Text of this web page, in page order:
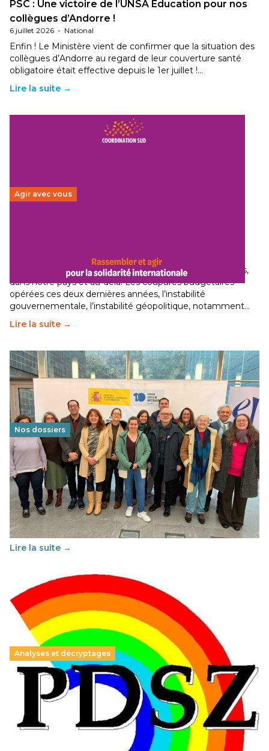
PSC : Une victoire de l’UNSA Education pour nos
collègues d’Andorre !
6 juillet 2026 - National
Enfin ! Le Ministère vient de confirmer que la situation des
collègues d’Andorre au regard de leur couverture santé
obligatoire était effective depuis le 1er juillet !…
Lire la suite →
Agir avec vous
Le secteur humanitaire connaît des difficultés profondes,
dans notre pays et au-delà. Les coupures budgétaires
opérées ces deux dernières années, l’instabilité
gouvernementale, l’instabilité géopolitique, notamment…
Lire la suite →
Nos dossiers
Éducation au vivre-ensemble : un échange croisé
franco-espagnol pour changer d’approche
29 juin 2026-National
Cette année, l'UNSA Éducation a mené un projet Erasmus
soutenu par l'union Européenne et centré sur l'éducation
au vivre-ensemble : quelles différences entre la France…
Lire la suite →
Analyses et décryptages
Hongrie : du changement pour les politiques
éducatives, aussi !
25 juin 2026
En Hongrie, le conservateur Peter Magyar et son parti
Tisza "Respect et liberté" ont remporté une large victoire,